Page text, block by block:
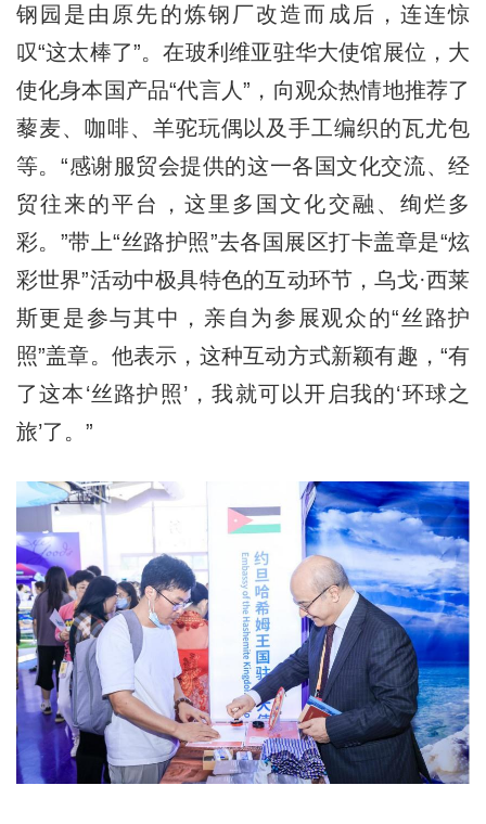
钢园是由原先的炼钢厂改造而成后，连连惊
叹“这太棒了”。在玻利维亚驻华大使馆展位，大
使化身本国产品“代言人”，向观众热情地推荐了
藜麦、咖啡、羊驼玩偶以及手工编织的瓦尤包
等。“感谢服贸会提供的这一各国文化交流、经
贸往来的平台，这里多国文化交融、绚烂多
彩。”带上“丝路护照”去各国展区打卡盖章是“炫
彩世界”活动中极具特色的互动环节，乌戈·西莱
斯更是参与其中，亲自为参展观众的“丝路护
照”盖章。他表示，这种互动方式新颖有趣，“有
了这本‘丝路护照’，我就可以开启我的‘环球之
旅’了。”